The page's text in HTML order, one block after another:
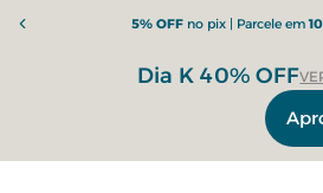
5% OFFno pix | Parcele em
Dia K 40% OFF